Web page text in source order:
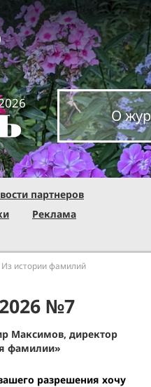
О
партнеров
Реклама
Из истории фамилий
№7
Максимов, директор
фамилии»
разрешения хочу